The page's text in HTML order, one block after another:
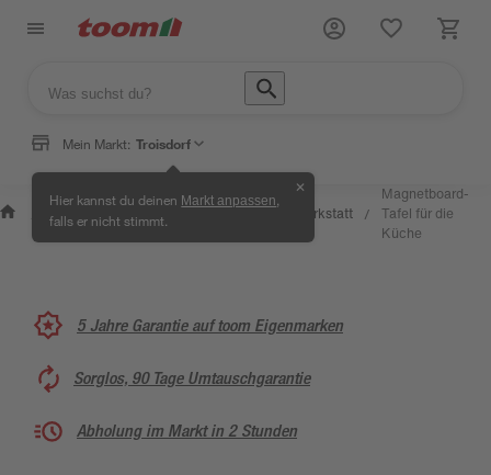
Mein Markt: Troisdorf
Hier kannst du deinen Markt anpassen
falls er nicht stimmt.
✕
Wissen &
Service
/
Selbermachen
& Ratgeber
Kreativwerkstatt /
Magnetboard-
Tafel für die
Küche
5 Jahre Garantie auf toom Eigenmarken
Sorglos, 90 Tage Umtauschgarantie
Abholung im Markt in 2 Stunden